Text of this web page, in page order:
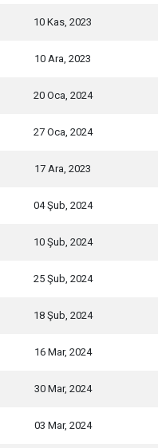
10 Kas, 2023
10 Ara, 2023
20 Oca, 2024
27 Oca, 2024
17 Ara, 2023
04 Şub, 2024
10 Şub, 2024
25 Şub, 2024
18 Şub, 2024
16 Mar, 2024
30 Mar, 2024
03 Mar, 2024